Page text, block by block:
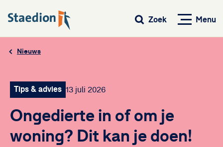
Menu
Zoek
Nieuws
Tips & advies 13 juli 2026
Ongedierte in of om je
woning? Dit kan je doen!